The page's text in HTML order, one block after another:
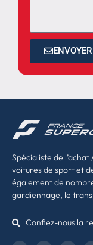
ENVOYER
Spécialiste de
voitures de sport et
également de
gardiennage, le
Confiez-nous la